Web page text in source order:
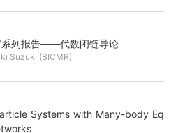
系列报告——代数闭链导论
Suzuki (BICMR)
Systems with Many-body Eq